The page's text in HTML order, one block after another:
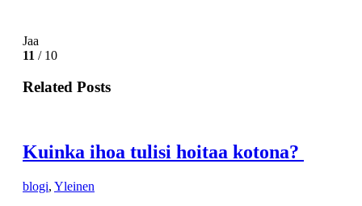
Jaa
11 / 10
Related Posts
Kuinka ihoa tulisi hoitaa kotona?
blogi, Yleinen